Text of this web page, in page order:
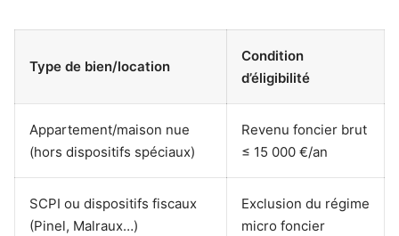
Type de bien/location
Condition
d’éligibilité
Appartement/maison nue
(hors dispositifs spéciaux)
Revenu foncier brut
≤ 15 000 €/an
SCPI ou dispositifs fiscaux
(Pinel, Malraux…)
Exclusion du régime
micro foncier